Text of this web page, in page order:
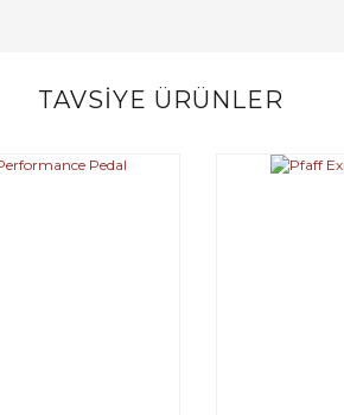
Bu ürüne ilk yorumu siz yapın!
TAVSİYE ÜRÜNLER